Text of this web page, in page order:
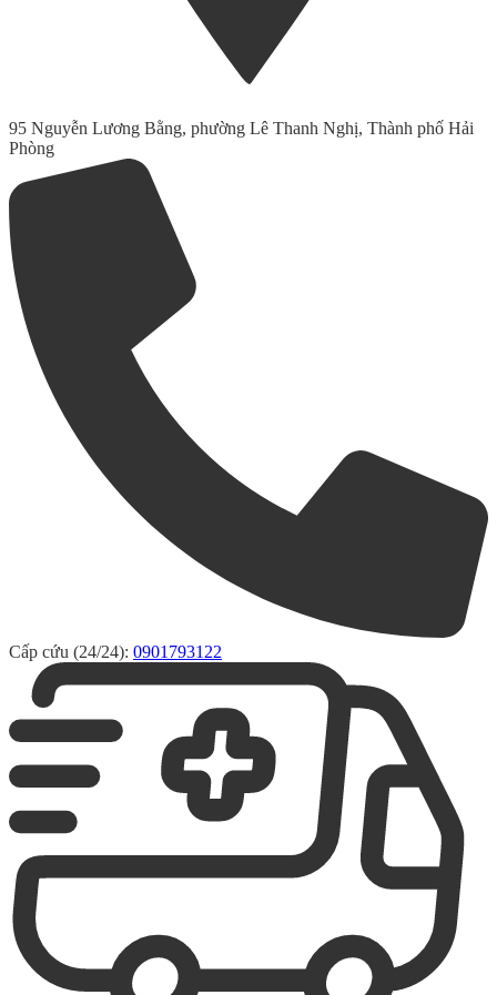
95 Nguyễn Lương Bằng, phường Lê Thanh Nghị, Thành phố Hải
Phòng
Cấp cứu (24/24): 0901793122